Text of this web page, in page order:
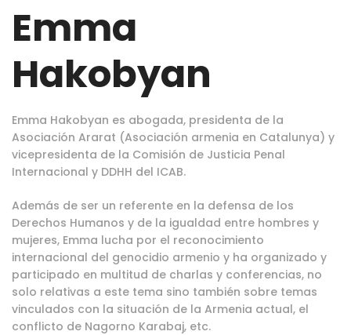
Emma
Hakobyan
Emma Hakobyan es abogada, presidenta de la
Asociación Ararat (Asociación armenia en Catalunya) y
vicepresidenta de la Comisión de Justicia Penal
Internacional y DDHH del ICAB.
Además de ser un referente en la defensa de los
Derechos Humanos y de la igualdad entre hombres y
mujeres, Emma lucha por el reconocimiento
internacional del genocidio armenio y ha organizado y
participado en multitud de charlas y conferencias, no
solo relativas a este tema sino también sobre temas
vinculados con la situación de la Armenia actual, el
conflicto de Nagorno Karabaj, etc.